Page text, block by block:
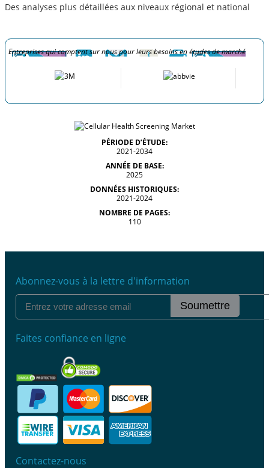
Des analyses plus détaillées aux niveaux régional et national
Entreprises qui comptent sur nous pour leurs besoins en études de marché
PÉRIODE D’ÉTUDE:
2021-2034
ANNÉE DE BASE:
2025
DONNÉES HISTORIQUES:
2021-2024
NOMBRE DE PAGES:
110
Abonnez-vous à la lettre d'information
Soumettre
Faites confiance en ligne
Contactez-nous